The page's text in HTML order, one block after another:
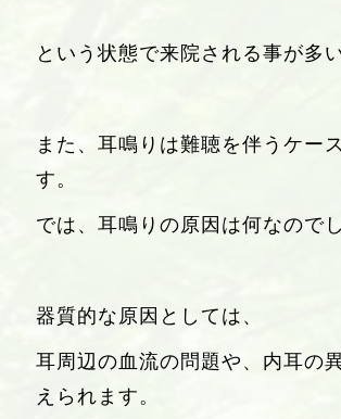
という状態で来院される事が多い
また、耳鳴りは難聴を伴うケー
す。
では、耳鳴りの原因は何なのでし
器質的な原因としては、
耳周辺の血流の問題や、内耳の
えられます。